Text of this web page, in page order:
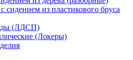
сидением из пластикового бруса
(ЛДСП)
(Локеры)